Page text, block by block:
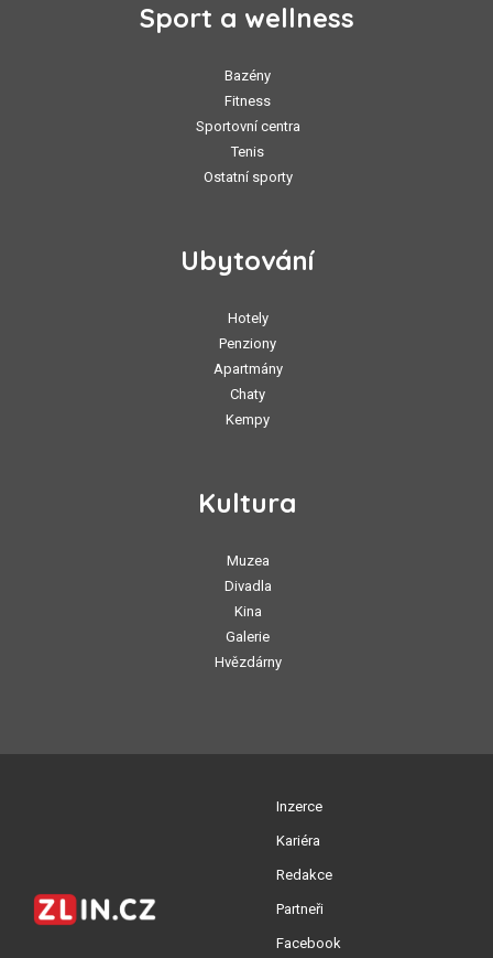
Sport a wellness
Bazény
Fitness
Sportovní centra
Tenis
Ostatní sporty
Ubytování
Hotely
Penziony
Apartmány
Chaty
Kempy
Kultura
Muzea
Divadla
Kina
Galerie
Hvězdárny
Inzerce
Kariéra
Redakce
Partneři
Facebook